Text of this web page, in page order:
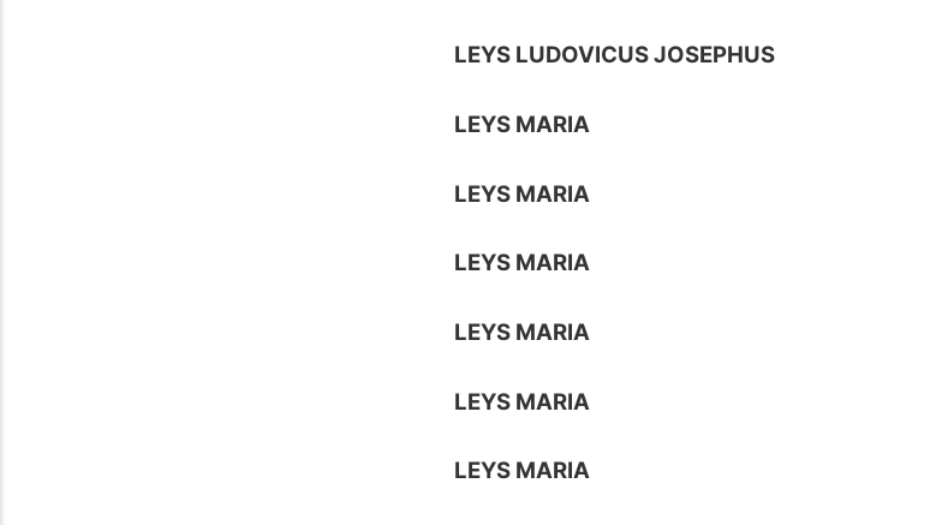
LEYS LUDOVICUS JOSEPHUS
LEYS MARIA
LEYS MARIA
LEYS MARIA
LEYS MARIA
LEYS MARIA
LEYS MARIA